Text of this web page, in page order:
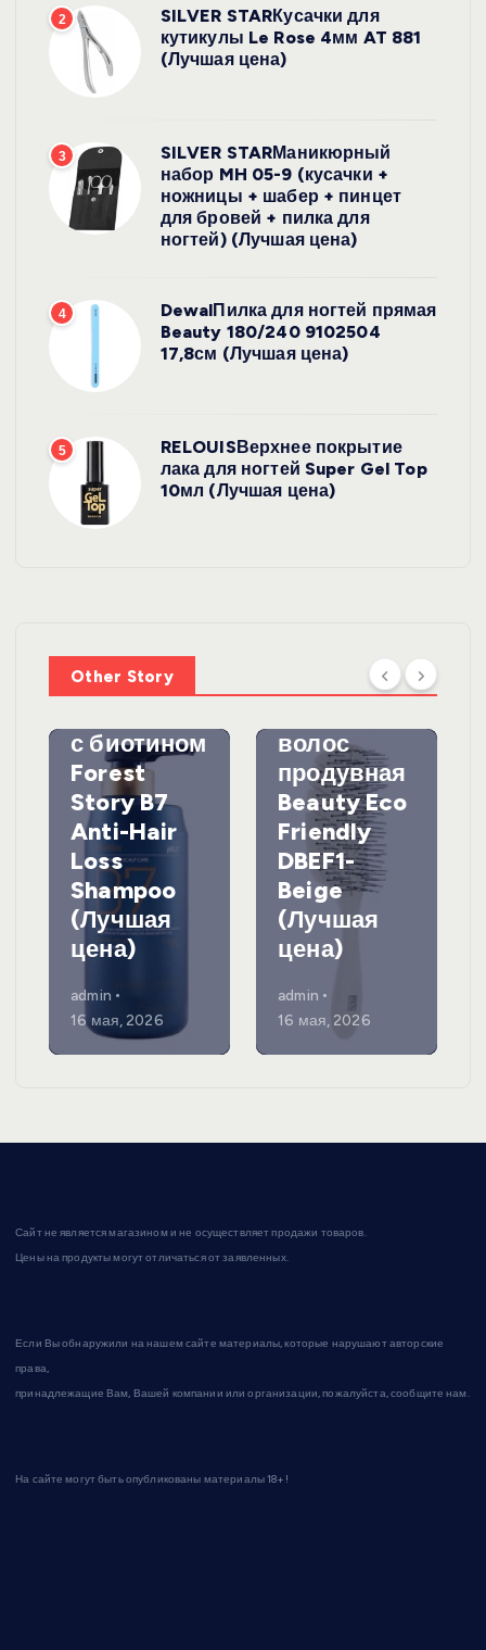
2
SILVER STARКусачки для
кутикулы Le Rose 4мм AT 881
(Лучшая цена)
3
SILVER STARМаникюрный
набор MH 05-9 (кусачки +
ножницы + шабер + пинцет
для бровей + пилка для
ногтей) (Лучшая цена)
4
DewalПилка для ногтей прямая
Beauty 180/240 9102504
17,8см (Лучшая цена)
5
RELOUISВерхнее покрытие
лака для ногтей Super Gel Top
10мл (Лучшая цена)
Other Story
волос
против
с биотином
Forest
Story B7
Anti-Hair
Loss
Shampoo
(Лучшая
цена)
admin
16 мая, 2026
DewalЩетк
волос
продувная
Beauty Eco
Friendly
DBEF1-
Beige
(Лучшая
цена)
admin
16 мая, 2026
Сайт не является магазином и не осуществляет продажи товаров.
Цены на продукты могут отличаться от заявленных.
Если Вы обнаружили на нашем сайте материалы, которые нарушают авторские
права,
принадлежащие Вам, Вашей компании или организации, пожалуйста, сообщите нам.
На сайте могут быть опубликованы материалы 18+!